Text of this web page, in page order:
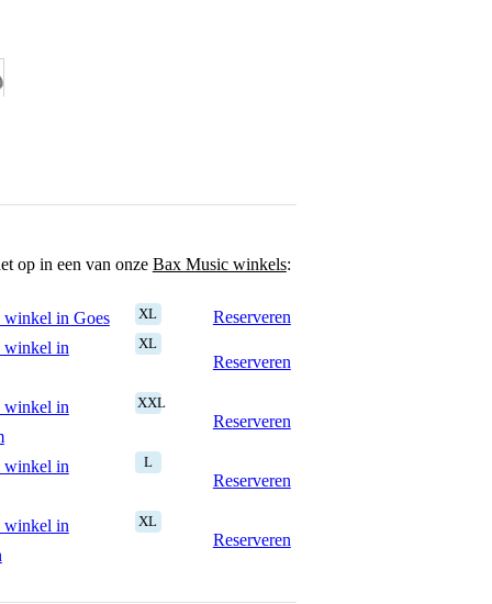
op in een van onze Bax Music winkels:
in Goes XL
Reserveren
winkel in
XL
Reserveren
winkel in
XXL
Reserveren
winkel in
L
Reserveren
winkel in
XL
Reserveren